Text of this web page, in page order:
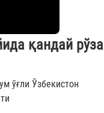
ўғли Ўзбекистон